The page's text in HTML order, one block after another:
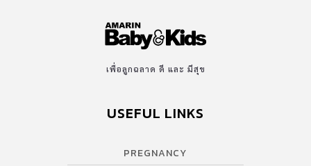
คำตอบกันเลยค่ะ สบู่เหลวเด็กยี่ห้อไหนดี แม่ทั่วประเทศยกให้เป็น
แบรนด์ในดวงใจ Amarin Baby & Kids “เครือข่ายแม่ลูกใหญ่ที่สุด”
ผู้นำด้านคอนเทนต์คุณภาพ เข้าใจครอบครัวไทย และตอบสนองความ
ทันสถานการณ์ โดยมียอดผู้ติดตามมากกว่า 1,000,000 Followers
เพื่อลูกฉลาด ดี และ มีสุข
USEFUL LINKS
PREGNANCY